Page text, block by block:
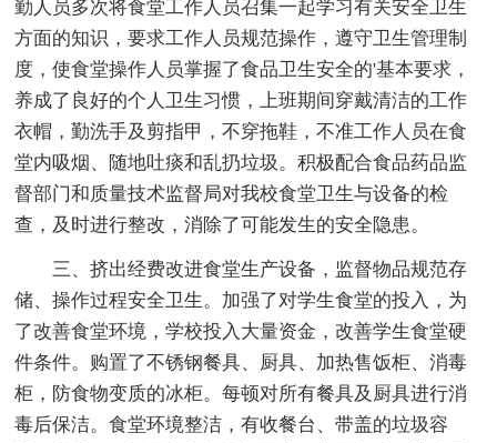
勤人员多次将食堂工作人员召集一起学习有关安全卫生
方面的知识，要求工作人员规范操作，遵守卫生管理制
度，使食堂操作人员掌握了食品卫生安全的'基本要求，
养成了良好的个人卫生习惯，上班期间穿戴清洁的工作
衣帽，勤洗手及剪指甲，不穿拖鞋，不准工作人员在食
堂内吸烟、随地吐痰和乱扔垃圾。积极配合食品药品监
督部门和质量技术监督局对我校食堂卫生与设备的检
查，及时进行整改，消除了可能发生的安全隐患。
三、挤出经费改进食堂生产设备，监督物品规范存
储、操作过程安全卫生。加强了对学生食堂的投入，为
了改善食堂环境，学校投入大量资金，改善学生食堂硬
件条件。购置了不锈钢餐具、厨具、加热售饭柜、消毒
柜，防食物变质的冰柜。每顿对所有餐具及厨具进行消
毒后保洁。食堂环境整洁，有收餐台、带盖的垃圾容